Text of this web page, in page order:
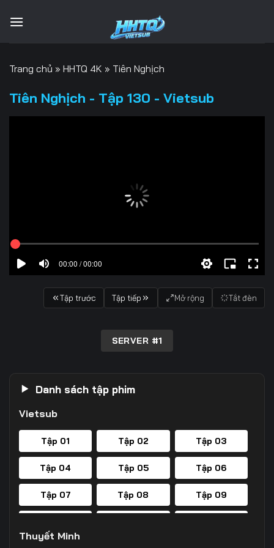
qua
Trang chủ » HHTQ 4K » Tiên Nghịch
Tiên Nghịch - Tập 130 - Vietsub
00:00 / 00:00
Tập trước Tập tiếp Mở rộng Tắt đèn
SERVER #1
Danh sách tập phim
Vietsub
Tập 01 Tập 02 Tập 03
Tập 04 Tập 05 Tập 06
Tập 07 Tập 08 Tập 09
Thuyết Minh